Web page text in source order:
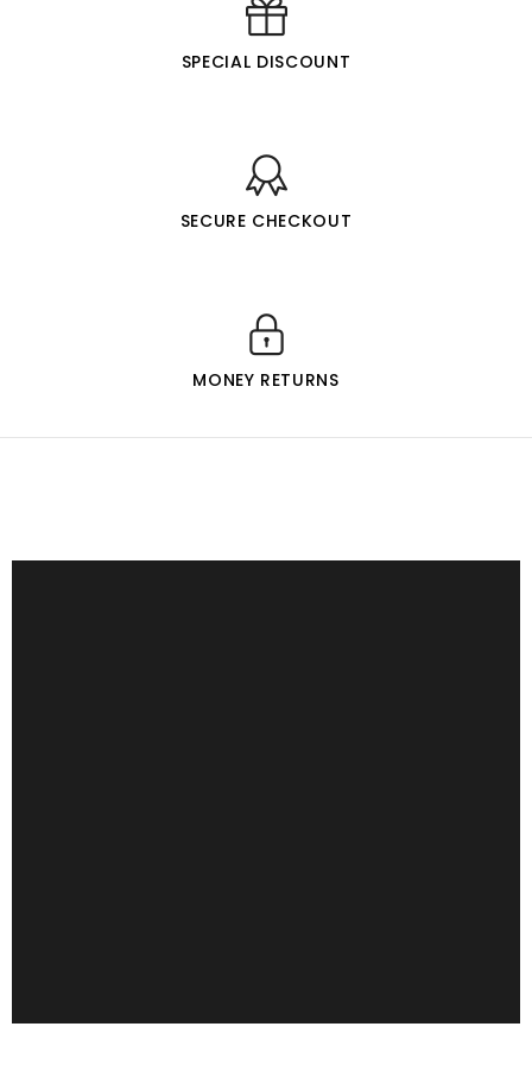
SPECIAL DISCOUNT
SECURE CHECKOUT
MONEY RETURNS